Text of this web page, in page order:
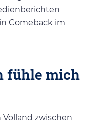
Comeback im
fühle mich
Volland zwischen